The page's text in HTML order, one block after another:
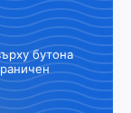
бутона